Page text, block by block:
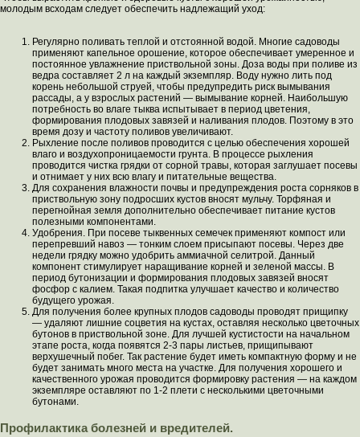
молодым всходам следует обеспечить надлежащий уход:
Регулярно поливать теплой и отстоянной водой. Многие садоводы
применяют капельное орошение, которое обеспечивает умеренное и
постоянное увлажнение приствольной зоны. Доза воды при поливе из
ведра составляет 2 л на каждый экземпляр. Воду нужно лить под
корень небольшой струей, чтобы предупредить риск вымывания
рассады, а у взрослых растений — вымывание корней. Наибольшую
потребность во влаге тыква испытывает в период цветения,
формирования плодовых завязей и наливания плодов. Поэтому в это
время дозу и частоту поливов увеличивают.
Рыхление после поливов проводится с целью обеспечения хорошей
влаго и воздухопроницаемости грунта. В процессе рыхления
проводится чистка грядки от сорной травы, которая заглушает посевы
и отнимает у них всю влагу и питательные вещества.
Для сохранения влажности почвы и предупреждения роста сорняков в
приствольную зону подросших кустов вносят мульчу. Торфяная и
перегнойная земля дополнительно обеспечивает питание кустов
полезными компонентами.
Удобрения. При посеве тыквенных семечек применяют компост или
перепревший навоз — тонким слоем присыпают посевы. Через две
недели грядку можно удобрить аммиачной селитрой. Данный
компонент стимулирует наращивание корней и зеленой массы. В
период бутонизации и формирования плодовых завязей вносят
фосфор с калием. Такая подпитка улучшает качество и количество
будущего урожая.
Для получения более крупных плодов садоводы проводят прищипку
— удаляют лишние соцветия на кустах, оставляя несколько цветочных
бутонов в приствольной зоне. Для лучшей кустистости на начальном
этапе роста, когда появятся 2-3 пары листьев, прищипывают
верхушечный побег. Так растение будет иметь компактную форму и не
будет занимать много места на участке. Для получения хорошего и
качественного урожая проводится формировку растения — на каждом
экземпляре оставляют по 1-2 плети с несколькими цветочными
бутонами.
Профилактика болезней и вредителей.